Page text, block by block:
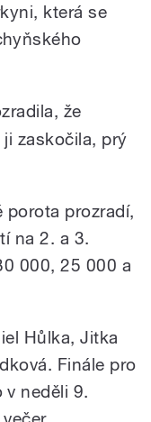
která se
že
zaskočila, prý
porota prozradí,
na 2. a 3.
000, 25 000 a
Hůlka, Jitka
Finále pro
v neděli 9.